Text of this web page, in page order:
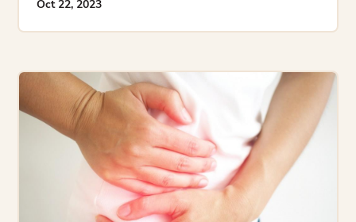
cuando los hombres contraen infecciones
Oct 22, 2023